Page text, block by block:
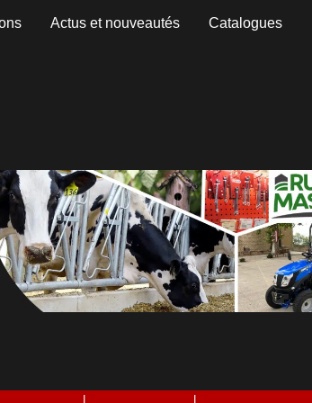
Actus et nouveautés Catalogues
Trié